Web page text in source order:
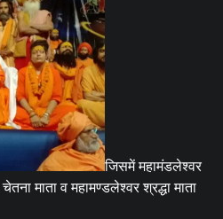
जिसमें महामंडलेश्वर
माता व महामण्डलेश्वर श्रद्धा माता